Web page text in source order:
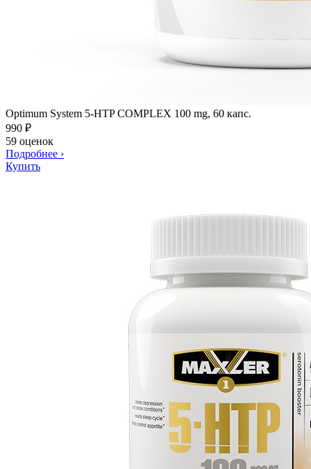
Optimum System 5-HTP COMPLEX 100 mg, 60 капс.
990 ₽
59 оценок
Подробнее ›
Купить